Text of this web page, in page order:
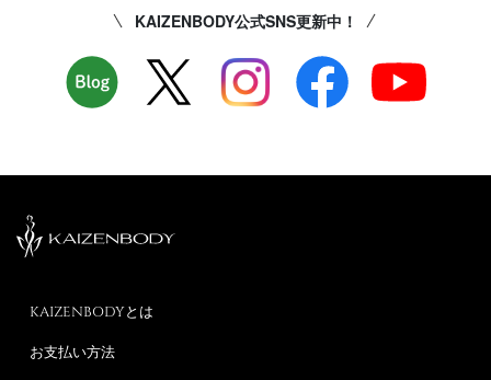
KAIZENBODY公式SNS更新中！
KAIZENBODYとは
お支払い方法